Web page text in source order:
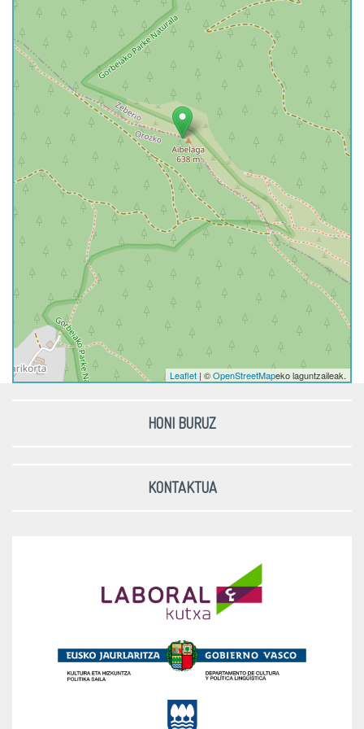
Leaflet | ©OpenStreetMapeko laguntzaileak.
HONI BURUZ
KONTAKTUA